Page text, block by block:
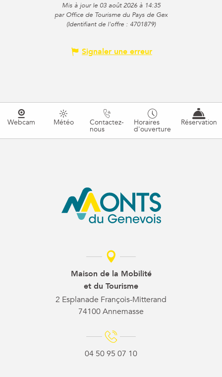
Mis à jour le 03 août 2026 à 14:35
par Office de Tourisme du Pays de Gex
(Identifiant de l'offre : 4701879)
Signaler une erreur
Webcam Météo Contactez-
nous
Horaires
d'ouverture
Réservation
Maison de la Mobilité
et du Tourisme
2 Esplanade François-Mitterand
74100 Annemasse
04 50 95 07 10